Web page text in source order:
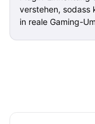
verstehen, sodass
in reale Gaming-